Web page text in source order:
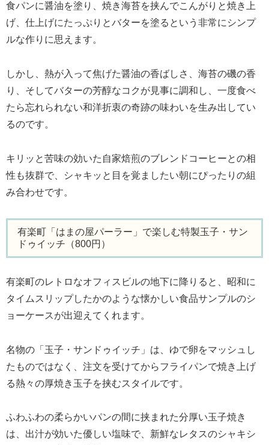
食パンに醤油を塗り、焼き海苔を挟んでこんがりと焼き上
げ、仕上げにたっぷりとバターを塗るという非常にシンプ
ルな作りに思えます。
しかし、熱が入って焦げた醤油の香ばしさ、海苔の磯の香
り、そしてバターの芳醇なコクが見事に調和し、一度食べ
たら忘れられない和洋折衷の奇跡の味わいを生み出してい
るのです。
キリッと苦味の効いた自家焙煎のブレンドコーヒーとの相
性も抜群で、シャキッと目を覚ましたい朝にぴったりの組
み合わせです。
有楽町「はまの屋パーラー」で楽しむ特製玉子・サン
ドゥイッチ（800円）
有楽町のレトロなオフィスビルの地下に降りると、昭和に
タイムスリップしたかのような懐かしい食品サンプルのシ
ョーケースが出迎えてくれます。
名物の「玉子・サンドゥイッチ」は、ゆで卵をマッシュし
たものではなく、注文を受けてからフライパンで焼き上げ
る熱々の厚焼き玉子を挟むスタイルです。
ふわふわの柔らかいパンの間に挟まれた分厚い玉子焼き
は、出汁が効いた優しい塩味で、新鮮なレタスのシャキシ